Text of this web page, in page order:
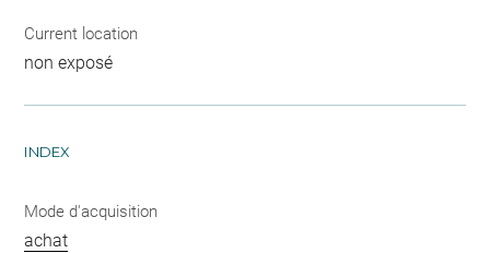
Current location
non exposé
INDEX
Mode d'acquisition
achat